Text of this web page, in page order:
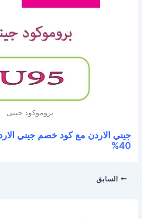
بروموكود جيني
40%
السابق